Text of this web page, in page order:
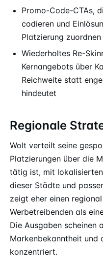
Promo-Code-CTAs,
codieren und
Platzierung zuordnen
Wiederholtes Re-
Kernangebots über
Reichweite statt
hindeutet
Regionale
Wolt verteilt seine
Platzierungen über die
tätig ist, mit
dieser Städte und
zeigt eher einen
Werbetreibenden als
Die Ausgaben
Markenbekanntheit und
konzentriert.